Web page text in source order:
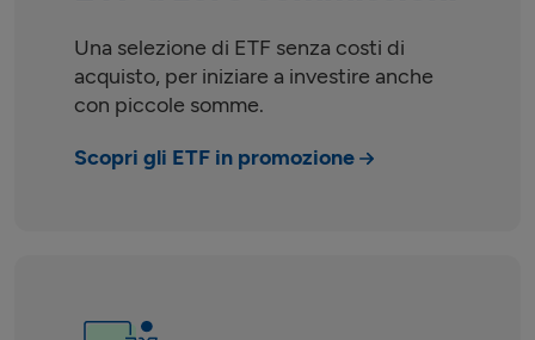
Una selezione di ETF senza costi di
acquisto, per iniziare a investire anche
con piccole somme.
Scopri gli ETF in promozione